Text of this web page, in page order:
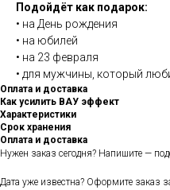
Подойдёт как подарок:
• на День рождения
• на юбилей
• на 23 февраля
• для мужчины, который
Оплата и доставка
Как усилить ВАУ эффект
Характеристики
Срок хранения
Оплата и доставка
Нужен заказ сегодня? Напишите —
Дата уже известна? Оформите заказ